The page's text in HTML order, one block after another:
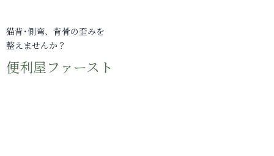
猫背･側弯、背骨の歪みを
整えませんか？
便利屋ファースト